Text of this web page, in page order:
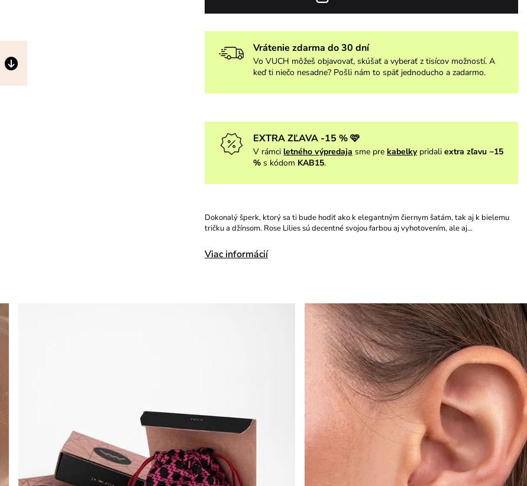
Vrátenie zdarma do 30 dní
Vo VUCH môžeš objavovať, skúšať a vyberať z tisícov možností. A
keď ti niečo nesadne? Pošli nám to späť jednoducho a zadarmo.
EXTRA ZĽAVA -15 % 🩷
V rámci letného výpredaja sme pre kabelky pridali extra zľavu −15
%s kódom KAB15.
Dokonalý šperk, ktorý sa ti bude hodiť ako k elegantným čiernym šatám, tak aj k bielemu
tričku a džínsom. Rose Lilies sú decentné svojou farbou aj vyhotovením, ale aj…
Viac informácií